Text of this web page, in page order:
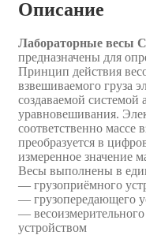
Описание
Лабораторные весы
предназначены для
Принцип действия
взвешиваемого груза
создаваемой системой
уравновешивания.
соответственно массе
преобразуется в
измеренное значение
Весы выполнены в
— грузоприёмного
— грузопередающего
—
устройством